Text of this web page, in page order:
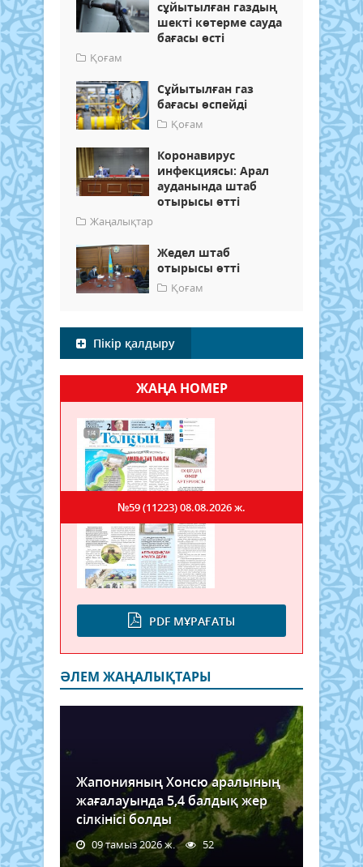
сұйытылған газдың
шекті көтерме сауда
бағасы өсті
Қоғам
Сұйытылған газ
бағасы өспейді
Қоғам
Коронавирус
инфекциясы: Арал
ауданында штаб
отырысы өтті
Жаңалықтар
Жедел штаб
отырысы өтті
Қоғам
Пікір қалдыру
ЖАҢА НОМЕР
PDF МҰРАҒАТЫ
№59 (11223)08.08.2026 ж.
ӘЛЕМ ЖАҢАЛЫҚТАРЫ
Жапонияның Хонсю аралының
жағалауында 5,4 балдық жер
сілкінісі болды
09 тамыз 2026 ж. 52